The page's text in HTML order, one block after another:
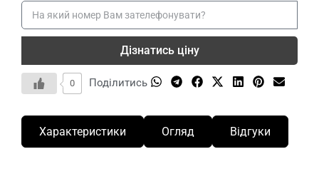
Дізнатись ціну
0 Поділитись
Характеристики Огляд Відгуки